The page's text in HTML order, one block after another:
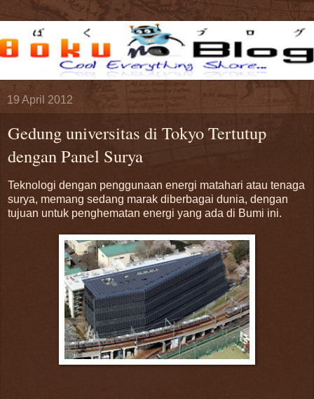
19 April 2012
Gedung universitas di Tokyo Tertutup
dengan Panel Surya
Teknologi dengan penggunaan energi matahari atau tenaga
surya, memang sedang marak diberbagai dunia, dengan
tujuan untuk penghematan energi yang ada di Bumi ini.